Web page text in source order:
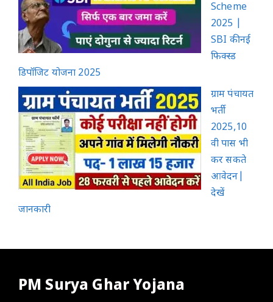
Scheme
2025 |
SBI की नई
फिक्स्ड
डिपॉजिट योजना 2025
ग्राम पंचायत
भर्ती
2025,10
वी पास भी
कर सकते
आवेदन|
देखें
जानकारी
PM Surya Ghar Yojana